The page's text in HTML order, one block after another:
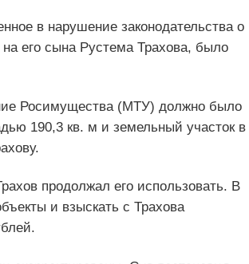
в нарушение законодательства о
его сына Рустема Трахова, было
Росимущества (МТУ) должно было
190,3 кв. м и земельный участок в
продолжал его использовать. В
и взыскать с Трахова